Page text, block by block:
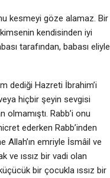
kesmeyi göze alamaz. Bir
kendisinden iyi
tarafından, babası eliyle
dediği Hazreti İbrahim’i
hiçbir şeyin sevgisi
Rabb’i onu
ederken Rabb’inden
Allah’ın emriyle İsmâil ve
ve ıssız bir vadi olan
bir çocukla ıssız bir